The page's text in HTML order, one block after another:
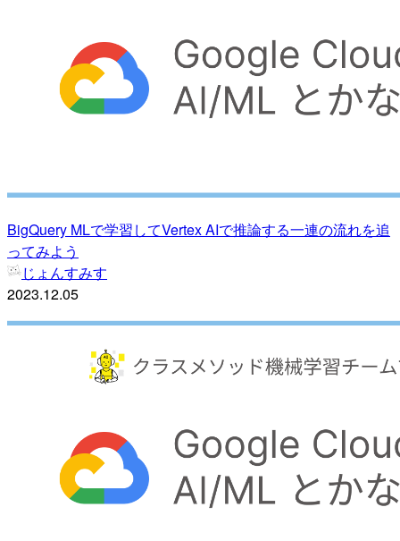
BigQuery MLで学習してVertex AIで推論する一連の流れを追
ってみよう
じょんすみす
2023.12.05